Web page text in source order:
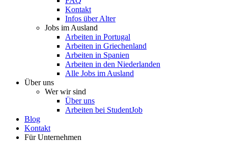
Kontakt
Infos über Alter
Jobs im Ausland
Arbeiten in Portugal
Arbeiten in Griechenland
Arbeiten in Spanien
Arbeiten in den Niederlanden
Alle Jobs im Ausland
Über uns
Wer wir sind
Über uns
Arbeiten bei StudentJob
Blog
Kontakt
Für Unternehmen